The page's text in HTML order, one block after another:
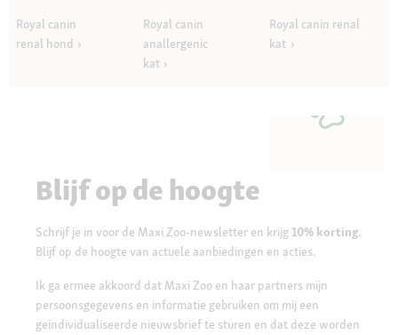
Royal canin
renal hond
Royal canin
anallergenic
kat
Royal canin renal
kat
Blijf op de hoogte
Schrijf je in voor de Maxi Zoo-newsletter en krijg 10% korting.
Blijf op de hoogte van actuele aanbiedingen en acties.
Ik ga ermee akkoord dat Maxi Zoo en haar partners mijn
persoonsgegevens en informatie gebruiken om mij een
geïndividualiseerde nieuwsbrief te sturen en dat deze worden